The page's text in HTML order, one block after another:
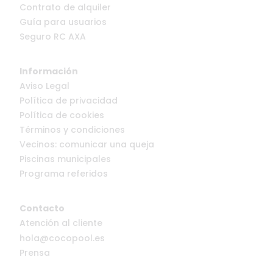
Contrato de alquiler
Guía para usuarios
Seguro RC AXA
Información
Aviso Legal
Política de privacidad
Política de cookies
Términos y condiciones
Vecinos: comunicar una queja
Piscinas municipales
Programa referidos
Contacto
Atención al cliente
hola@cocopool.es
Prensa